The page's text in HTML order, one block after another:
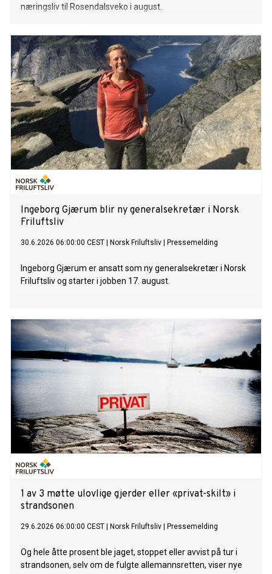
næringsliv til Rosendalsveko i august.
Ingeborg Gjærum blir ny generalsekretær i Norsk
Friluftsliv
30.6.2026 06:00:00 CEST Norsk Friluftsliv Pressemelding
Ingeborg Gjærum er ansatt som ny generalsekretær i Norsk
Friluftsliv og starter i jobben 17. august.
1 av 3 møtte ulovlige gjerder eller «privat-skilt» i
strandsonen
29.6.2026 06:00:00 CEST Norsk Friluftsliv Pressemelding
Og hele åtte prosent ble jaget, stoppet eller avvist på tur i
strandsonen, selv om de fulgte allemannsretten, viser nye